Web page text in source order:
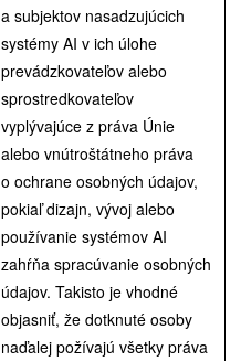
a subjektov nasadzujúcich
systémy AI v ich úlohe
prevádzkovateľov alebo
sprostredkovateľov
vyplývajúce z práva Únie
alebo vnútroštátneho práva
o ochrane osobných údajov,
pokiaľ dizajn, vývoj alebo
používanie systémov AI
zahŕňa spracúvanie osobných
údajov. Takisto je vhodné
objasniť, že dotknuté osoby
naďalej požívajú všetky práva